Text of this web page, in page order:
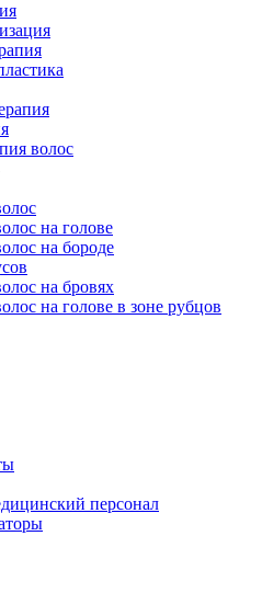
волос
на голове
на бороде
на бровях
на голове в зоне рубцов
персонал